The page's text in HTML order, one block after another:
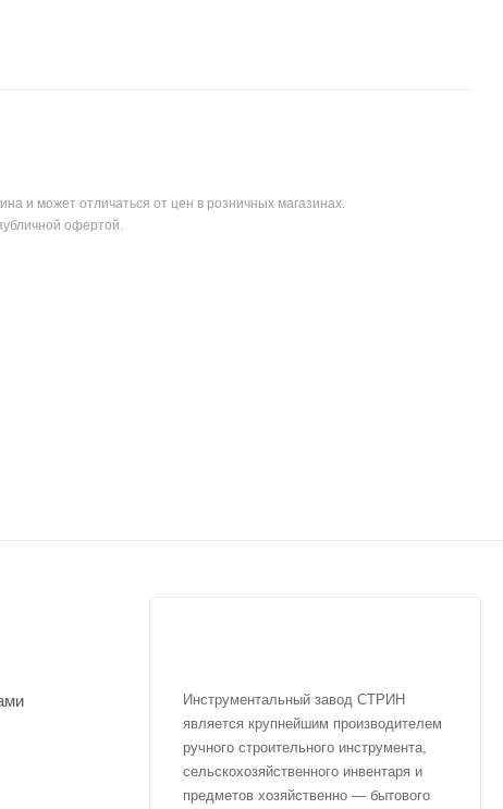
и может отличаться от цен в розничных магазинах.
офертой.
Инструментальный завод СТРИН
является крупнейшим производителем
ручного строительного инструмента,
сельскохозяйственного инвентаря и
предметов хозяйственно — бытового